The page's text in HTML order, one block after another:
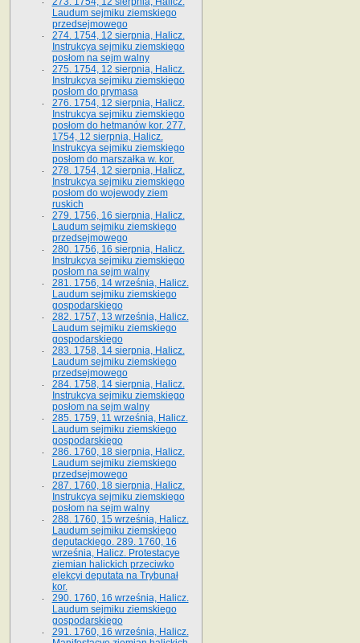
Laudum sejmiku ziemskiego
przedsejmowego
274. 1754, 12 sierpnia, Halicz.
Instrukcya sejmiku ziemskiego
posłom na sejm walny
275. 1754, 12 sierpnia, Halicz.
Instrukcya sejmiku ziemskiego
posłom do prymasa
276. 1754, 12 sierpnia, Halicz.
Instrukcya sejmiku ziemskiego
posłom do hetmanów kor. 277.
1754, 12 sierpnia, Halicz.
Instrukcya sejmiku ziemskiego
posłom do marszałka w. kor.
278. 1754, 12 sierpnia, Halicz.
Instrukcya sejmiku ziemskiego
posłom do wojewody ziem
ruskich
279. 1756, 16 sierpnia, Halicz.
Laudum sejmiku ziemskiego
przedsejmowego
280. 1756, 16 sierpnia, Halicz.
Instrukcya sejmiku ziemskiego
posłom na sejm walny
281. 1756, 14 września, Halicz.
Laudum sejmiku ziemskiego
gospodarskiego
282. 1757, 13 września, Halicz.
Laudum sejmiku ziemskiego
gospodarskiego
283. 1758, 14 sierpnia, Halicz.
Laudum sejmiku ziemskiego
przedsejmowego
284. 1758, 14 sierpnia, Halicz.
Instrukcya sejmiku ziemskiego
posłom na sejm walny
285. 1759, 11 września, Halicz.
Laudum sejmiku ziemskiego
gospodarskiego
286. 1760, 18 sierpnia, Halicz.
Laudum sejmiku ziemskiego
przedsejmowego
287. 1760, 18 sierpnia, Halicz.
Instrukcya sejmiku ziemskiego
posłom na sejm walny
288. 1760, 15 września, Halicz.
Laudum sejmiku ziemskiego
deputackiego. 289. 1760, 16
września, Halicz. Protestacye
ziemian halickich przeciwko
elekcyi deputata na Trybunał
kor.
290. 1760, 16 września, Halicz.
Laudum sejmiku ziemskiego
gospodarskiego
291. 1760, 16 września, Halicz.